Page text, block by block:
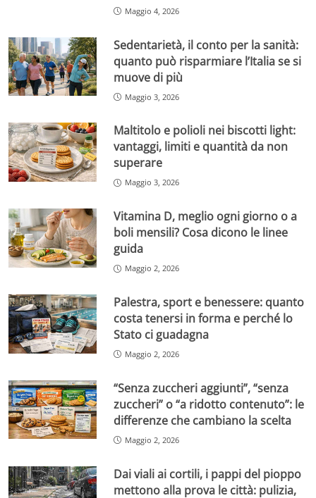
Maggio 4, 2026
Sedentarietà, il conto per la sanità:
quanto può risparmiare l’Italia se si
muove di più
Maggio 3, 2026
Maltitolo e polioli nei biscotti light:
vantaggi, limiti e quantità da non
superare
Maggio 3, 2026
Vitamina D, meglio ogni giorno o a
boli mensili? Cosa dicono le linee
guida
Maggio 2, 2026
Palestra, sport e benessere: quanto
costa tenersi in forma e perché lo
Stato ci guadagna
Maggio 2, 2026
“Senza zuccheri aggiunti”, “senza
zuccheri” o “a ridotto contenuto”: le
differenze che cambiano la scelta
Maggio 2, 2026
Dai viali ai cortili, i pappi del pioppo
mettono alla prova le città: pulizia,